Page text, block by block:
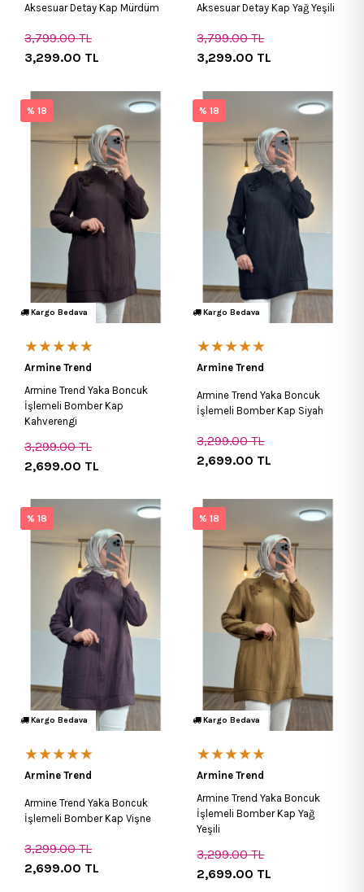
Aksesuar Detay Kap Mürdüm
3,799.00TL
3,299.00 TL
Aksesuar Detay Kap Yağ Yeşili
3,799.00TL
3,299.00 TL
Kargo Bedava
★★★★★
Armine Trend
Armine Trend Yaka Boncuk
İşlemeli Bomber Kap
Kahverengi
3,299.00TL
2,699.00 TL
% 18
Kargo Bedava
★★★★★
Armine Trend
Armine Trend Yaka Boncuk
İşlemeli Bomber Kap Siyah
3,299.00TL
2,699.00 TL
% 18
Kargo Bedava
★★★★★
Armine Trend
Armine Trend Yaka Boncuk
İşlemeli Bomber Kap Vişne
3,299.00TL
2,699.00 TL
% 18
Kargo Bedava
★★★★★
Armine Trend
Armine Trend Yaka Boncuk
İşlemeli Bomber Kap Yağ
Yeşili
3,299.00TL
2,699.00 TL
% 18